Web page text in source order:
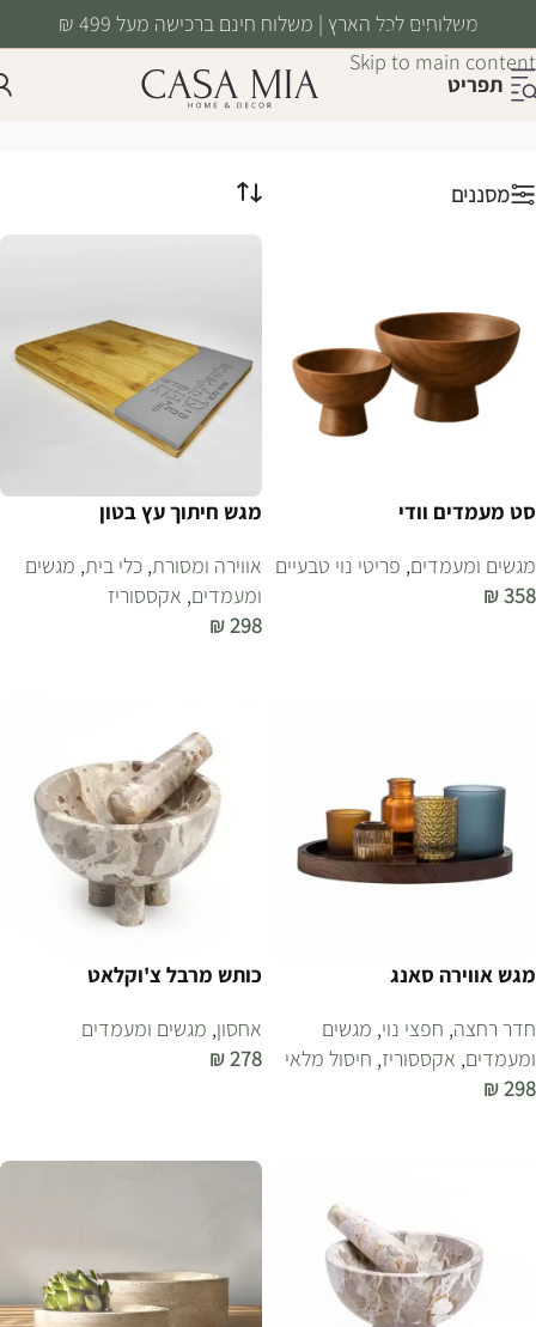
Skip to navigation
Skip to main content
משלוחים לכל הארץ | משלוח חינם ברכישה מעל 499 ₪
תפריט
מגשים ומעמדים עמוד הבית/מטבח ואירוח/מגשים ומעמדים
מסננים
סט מעמדים וודי
מגשים ומעמדים, פריטי נוי טבעיים
₪358
מגש חיתוך עץ בטון
אווירה ומסורת, כלי בית, מגשים
ומעמדים, אקססוריז
₪298
מגש אווירה סאנג
חדר רחצה, חפצי נוי, מגשים
ומעמדים, אקססוריז, חיסול מלאי
₪298
כותש מרבל צ'וקלאט
אחסון, מגשים ומעמדים
₪278